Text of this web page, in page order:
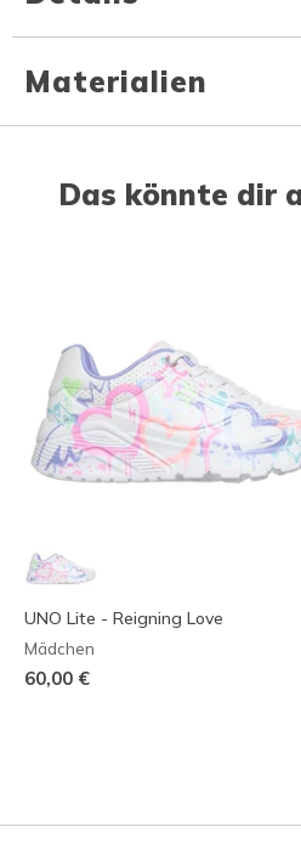
Materialien
Das könnte dir
UNO Lite - Reigning Love
Mädchen
60,00 €